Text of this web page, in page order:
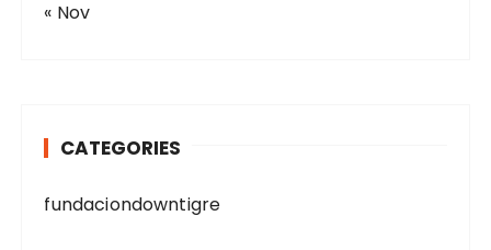
« Nov
CATEGORIES
fundaciondowntigre